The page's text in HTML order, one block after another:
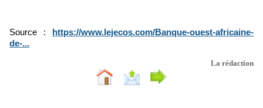
Source : https://www.lejecos.com/Banque-ouest-africaine-
de-...
La rédaction